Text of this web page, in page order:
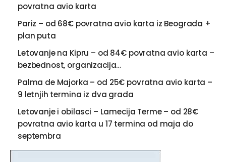
povratna avio karta
Pariz – od 68€ povratna avio karta iz Beograda +
plan puta
Letovanje na Kipru – od 84€ povratna avio karta –
bezbednost, organizacija…
Palma de Majorka – od 25€ povratna avio karta –
9 letnjih termina iz dva grada
Letovanje i obilasci – Lamecija Terme – od 28€
povratna avio karta u 17 termina od maja do
septembra